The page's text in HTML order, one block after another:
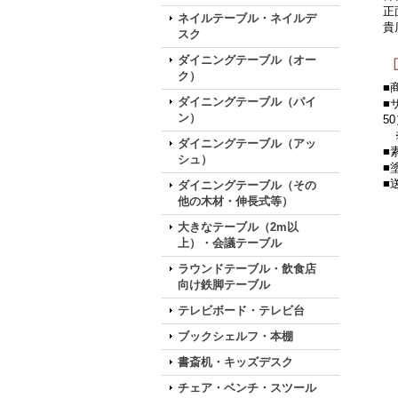
ネイルテーブル・ネイルデ
スク
ダイニングテーブル（オー
ク）
ダイニングテーブル（パイ
ン）
ダイニングテーブル（アッ
シュ）
ダイニングテーブル（その
他の木材・伸長式等）
大きなテーブル（2m以
上）・会議テーブル
ラウンドテーブル・飲食店
向け鉄脚テーブル
テレビボード・テレビ台
ブックシェルフ・本棚
書斎机・キッズデスク
チェア・ベンチ・スツール
正
貴
■
■
■
■
■